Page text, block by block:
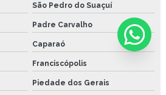
São Pedro do Suaçuí
Padre Carvalho
Caparaó
Franciscópolis
Piedade dos Gerais